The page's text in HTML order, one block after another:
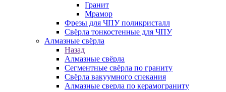
Гранит
Мрамор
Фрезы для ЧПУ поликристалл
Свёрла тонкостенные для ЧПУ
Алмазные свёрла
Назад
Алмазные свёрла
Сегментные свёрла по граниту
Свёрла вакуумного спекания
Алмазные сверла по керамограниту